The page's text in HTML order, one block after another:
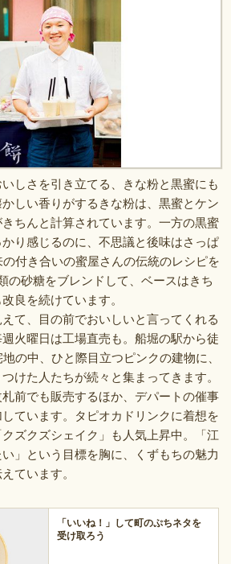
しさを引き立てる、きな粉と黒蜜にも
しい香りがするきな粉は、黒蜜とケン
ちんと計算されています。一方の黒蜜
り感じるのに、不思議と後味はさっぱ
の付き合いの蜜屋さんの伝統のレシピを
の砂糖をブレンドして、ベースはきち
改良を続けています。
て、目の前でおいしいと言ってくれる
火曜日は工場直売も。船堀の駅から徒
の中、ひと際目立つピンクの建物に、
けた人たちが続々と集まってきます。
前でも販売するほか、デパートの催事
ています。タピオカドリンクに着想を
ズクズシェイク」も人気上昇中。「江
」という目標を胸に、くずもちの魅力
ています。
「いいね！」して町のぷちネタを
受け取ろう